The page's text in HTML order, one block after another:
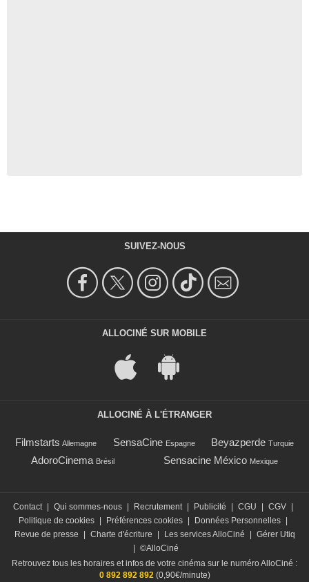
SUIVEZ-NOUS
ALLOCINÉ SUR MOBILE
ALLOCINÉ À L'ÉTRANGER
Filmstarts Allemagne SensaCine Espagne Beyazperde Turquie
AdoroCinema Brésil Sensacine México Mexique
Contact Qui sommes-nous Recrutement Publicité CGU CGV
Politique de cookies
Préférences cookies Données Personnelles
Revue de presse
Charte d'écriture Les services AlloCiné
Gérer Utiq
©AlloCiné
Retrouvez tous les horaires et infos de votre cinéma sur le numéro AlloCiné :
0 892 892 892(0,90€/minute)